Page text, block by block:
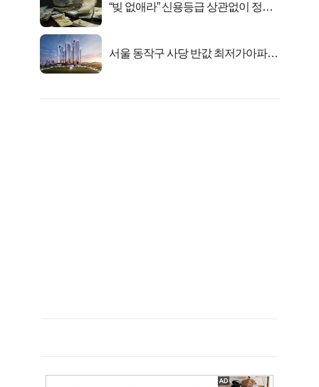
“빚 없애라” 신용등급 상관없이 정부
서울 동작구 사당 반값 최저가아파트